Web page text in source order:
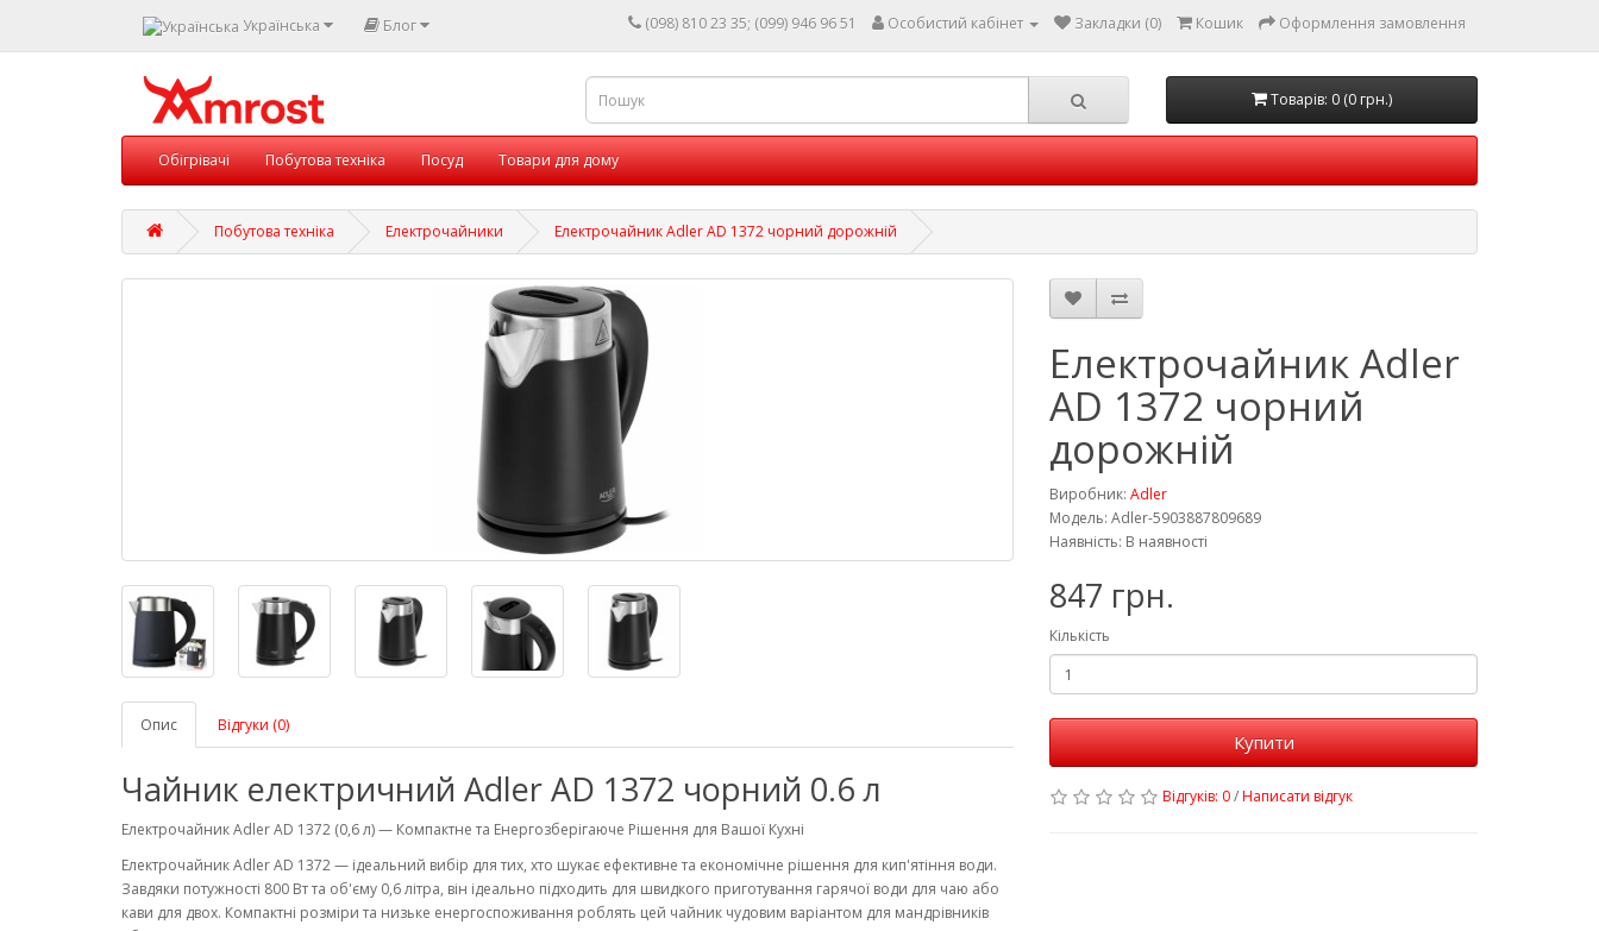
Українська Блог (098) 810 23 35; (099) 946 96 51 Особистий кабінет Закладки (0) Кошик Оформлення замовлення
Товарів: 0 (0 грн.)
Обігрівачі Побутова техніка Посуд Товари для дому
Побутова техніка Електрочайники Електрочайник Adler AD 1372 чорний дорожній
Опис Відгуки (0)
Чайник електричний Adler AD 1372 чорний 0.6 л
Електрочайник Adler AD 1372 (0,6 л) — Компактне та Енергозберігаюче Рішення для Вашої Кухні
Електрочайник Adler AD 1372 — ідеальний вибір для тих, хто шукає ефективне та економічне рішення для кип'ятіння води.
Завдяки потужності 800 Вт та об'єму 0,6 літра, він ідеально підходить для швидкого приготування гарячої води для чаю або
кави для двох. Компактні розміри та низьке енергоспоживання роблять цей чайник чудовим варіантом для мандрівників
Електрочайник Adler
AD 1372 чорний
дорожній
Виробник: Adler
Модель: Adler-5903887809689
Наявність: В наявності
847 грн.
Кількість
Купити
Відгуків: 0/Написати відгук